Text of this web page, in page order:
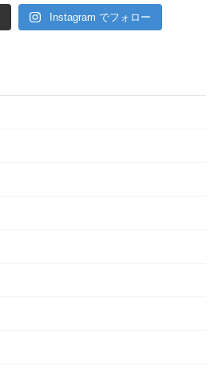
Instagram でフォロー